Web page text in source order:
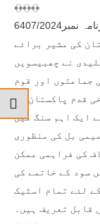
﴾﴿﴾﴿﴾﴿
نمبر6407/2024
کی مشیر برائے
نے چھبیسویں
جماعتوں اور قوم
قدم پاکستان کے
ایک اہم سنگ میل
بل کی منظوری
کی فراہمی ممکن
سود کے خاتمے کی
لئے تمام اسٹیک
قابل تعریف ہیں۔